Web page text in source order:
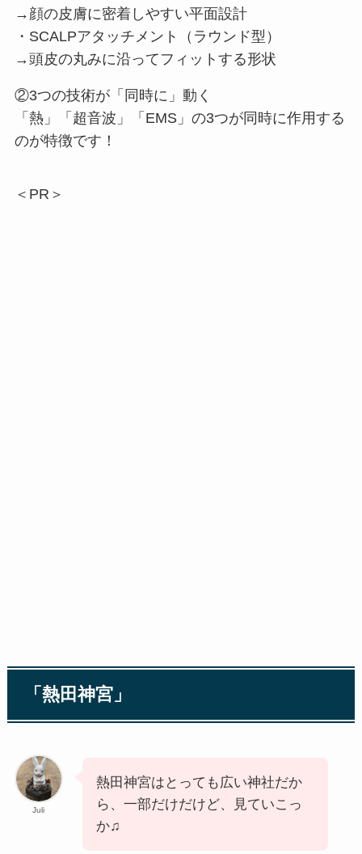
→顔の皮膚に密着しやすい平面設計
・SCALPアタッチメント（ラウンド型）
→頭皮の丸みに沿ってフィットする形状
②3つの技術が「同時に」動く
「熱」「超音波」「EMS」の3つが同時に作用する
のが特徴です！
＜PR＞
「熱田神宮」
Juli
熱田神宮はとっても広い神社だか
ら、一部だけだけど、見ていこっ
か♫